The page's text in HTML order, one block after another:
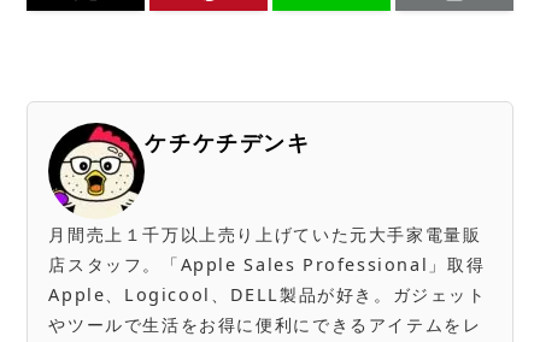
ケチケチデンキ
月間売上１千万以上売り上げていた元大手家電量販
店スタッフ。「Apple Sales Professional」取得
Apple、Logicool、DELL製品が好き。ガジェット
やツールで生活をお得に便利にできるアイテムをレ